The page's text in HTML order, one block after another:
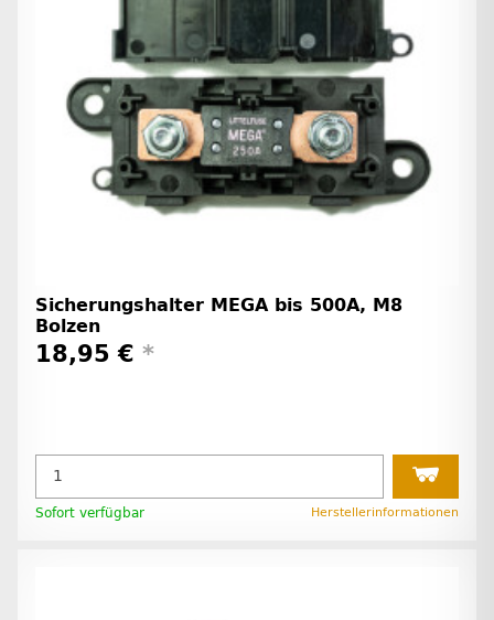
Sicherungshalter MEGA bis 500A, M8
Bolzen
18,95 € *
Sofort verfügbar Herstellerinformationen